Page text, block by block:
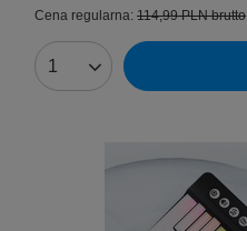
Cena regularna: 114,99 PLNbrutto